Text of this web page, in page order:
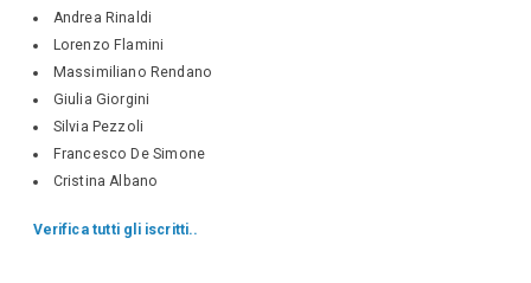
Andrea Rinaldi
Lorenzo Flamini
Massimiliano Rendano
Giulia Giorgini
Silvia Pezzoli
Francesco De Simone
Cristina Albano
Verifica tutti gli iscritti..